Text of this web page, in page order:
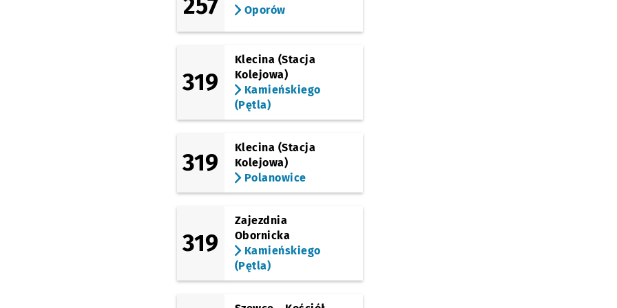
257
Oporów
319
Klecina (Stacja
Kolejowa)
Kamieńskiego
(Pętla)
319
Klecina (Stacja
Kolejowa)
Polanowice
319
Zajezdnia
Obornicka
Kamieńskiego
(Pętla)